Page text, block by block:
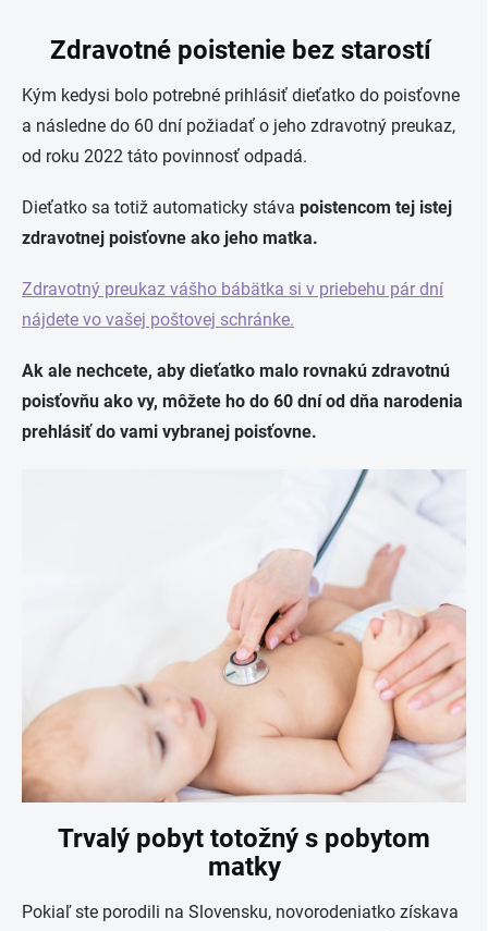
Zdravotné poistenie bez starostí
Kým kedysi bolo potrebné prihlásiť dieťatko do poisťovne
a následne do 60 dní požiadať o jeho zdravotný preukaz,
od roku 2022 táto povinnosť odpadá.
Dieťatko sa totiž automaticky stáva poistencom tej istej
zdravotnej poisťovne ako jeho matka.
Zdravotný preukaz vášho bábätka si v priebehu pár dní
nájdete vo vašej poštovej schránke.
Ak ale nechcete, aby dieťatko malo rovnakú zdravotnú
poisťovňu ako vy, môžete ho do 60 dní od dňa narodenia
prehlásiť do vami vybranej poisťovne.
Trvalý pobyt totožný s pobytom
matky
Pokiaľ ste porodili na Slovensku, novorodeniatko získava